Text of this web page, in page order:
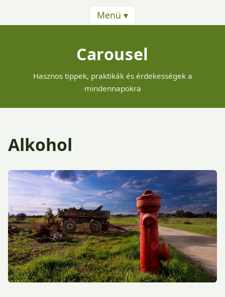
Menü ▾
Carousel
Hasznos tippek, praktikák és érdekességek a
mindennapokra
Alkohol